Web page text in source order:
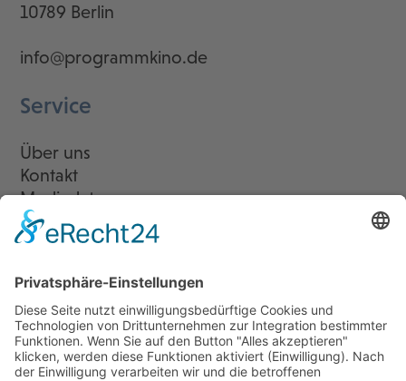
10789 Berlin
info@programmkino.de
Service
Über uns
Kontakt
Mediadaten
Newsletter
LogIn
Legal
Impressum
Datenschutzerklärung